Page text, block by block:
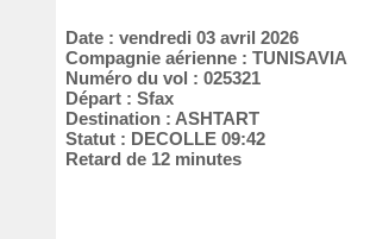
Date : vendredi 03 avril 2026
Compagnie aérienne : TUNISAVIA
Numéro du vol : 025321
Départ : Sfax
Destination : ASHTART
Statut : DECOLLE 09:42
Retard de 12 minutes